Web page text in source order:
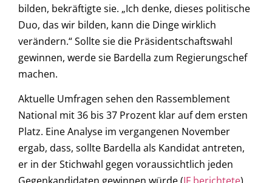
bilden, bekräftigte sie. „Ich denke, dieses politische
Duo, das wir bilden, kann die Dinge wirklich
verändern.“ Sollte sie die Präsidentschaftswahl
gewinnen, werde sie Bardella zum Regierungschef
machen.
Aktuelle Umfragen sehen den Rassemblement
National mit 36 bis 37 Prozent klar auf dem ersten
Platz. Eine Analyse im vergangenen November
ergab, dass, sollte Bardella als Kandidat antreten,
er in der Stichwahl gegen voraussichtlich jeden